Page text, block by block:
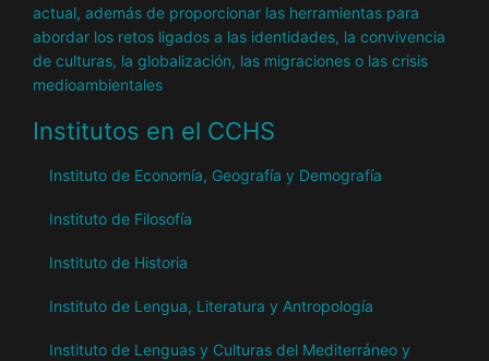
actual, además de proporcionar las herramientas para
abordar los retos ligados a las identidades, la convivencia
de culturas, la globalización, las migraciones o las crisis
medioambientales
Institutos en el CCHS
Instituto de Economía, Geografía y Demografía
Instituto de Filosofía
Instituto de Historia
Instituto de Lengua, Literatura y Antropología
Instituto de Lenguas y Culturas del Mediterráneo y